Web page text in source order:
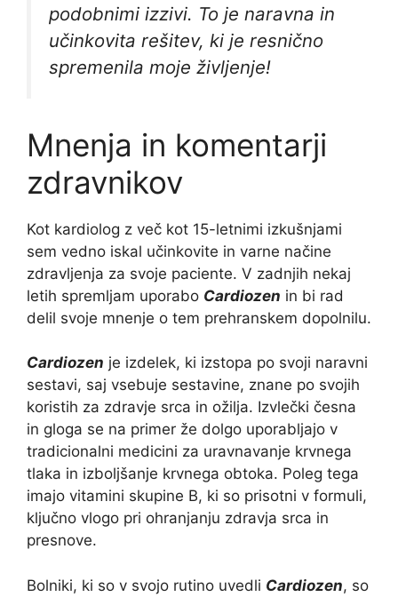
podobnimi izzivi. To je naravna in
učinkovita rešitev, ki je resnično
spremenila moje življenje!
Mnenja in komentarji
zdravnikov
Kot kardiolog z več kot 15-letnimi izkušnjami
sem vedno iskal učinkovite in varne načine
zdravljenja za svoje paciente. V zadnjih nekaj
letih spremljam uporabo Cardiozen in bi rad
delil svoje mnenje o tem prehranskem dopolnilu.
Cardiozen je izdelek, ki izstopa po svoji naravni
sestavi, saj vsebuje sestavine, znane po svojih
koristih za zdravje srca in ožilja. Izvlečki česna
in gloga se na primer že dolgo uporabljajo v
tradicionalni medicini za uravnavanje krvnega
tlaka in izboljšanje krvnega obtoka. Poleg tega
imajo vitamini skupine B, ki so prisotni v formuli,
ključno vlogo pri ohranjanju zdravja srca in
presnove.
Bolniki, ki so v svojo rutino uvedli Cardiozen, so